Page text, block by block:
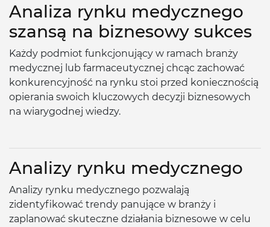
Analiza rynku medycznego
szansą na biznesowy sukces
Każdy podmiot funkcjonujący w ramach branży
medycznej lub farmaceutycznej chcąc zachować
konkurencyjność na rynku stoi przed koniecznością
opierania swoich kluczowych decyzji biznesowych
na wiarygodnej wiedzy.
Analizy rynku medycznego
Analizy rynku medycznego pozwalają
zidentyfikować trendy panujące w branży i
zaplanować skuteczne działania biznesowe w celu